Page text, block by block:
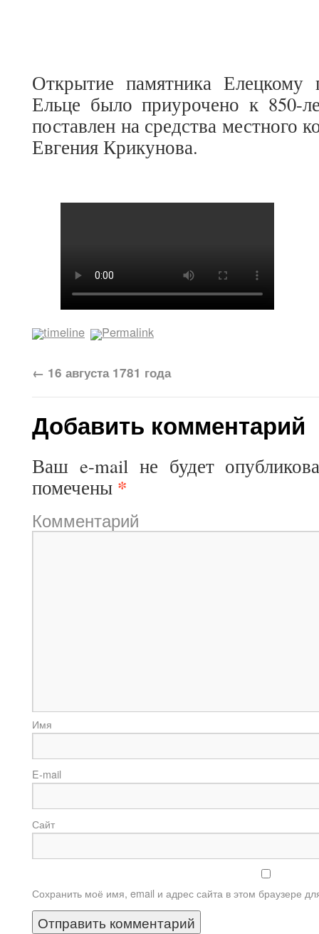
Открытие памятника
Ельце было приурочено к 850-
поставлен на средства местного
Евгения Крикунова.
timeline Permalink
← 16 августа 1781 года
Добавить комментарий
Ваш e-mail не будет
помечены *
Комментарий
E-
Сайт
Сохранить моё имя, email и адрес сайта в этом браузере